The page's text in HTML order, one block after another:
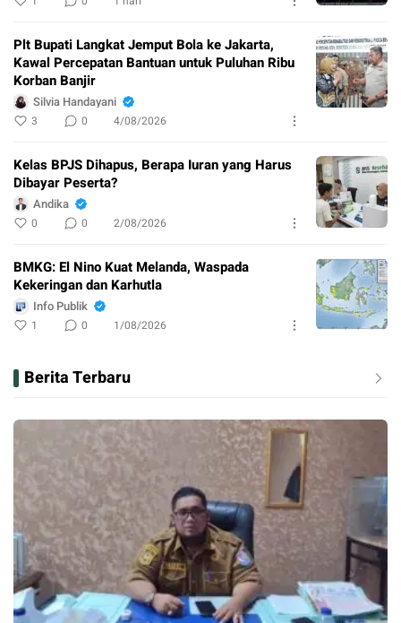
Plt Bupati Langkat Jemput Bola ke Jakarta,
Kawal Percepatan Bantuan untuk Puluhan Ribu
Korban Banjir
Silvia Handayani
3 0 4/08/2026
Kelas BPJS Dihapus, Berapa Iuran yang Harus
Dibayar Peserta?
Andika
0 0 2/08/2026
BMKG: El Nino Kuat Melanda, Waspada
Kekeringan dan Karhutla
Info Publik
1 0 1/08/2026
Berita Terbaru